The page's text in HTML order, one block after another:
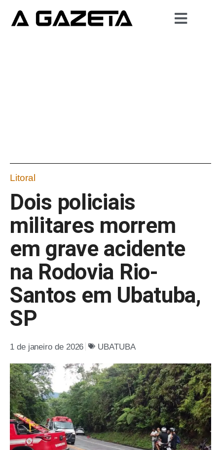
Litoral
Dois policiais
militares morrem
em grave acidente
na Rodovia Rio-
Santos em Ubatuba,
SP
1 de janeiro de 2026 UBATUBA